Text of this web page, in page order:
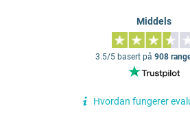
Middels
3.5/5 basert på 908
Hvordan fungerer